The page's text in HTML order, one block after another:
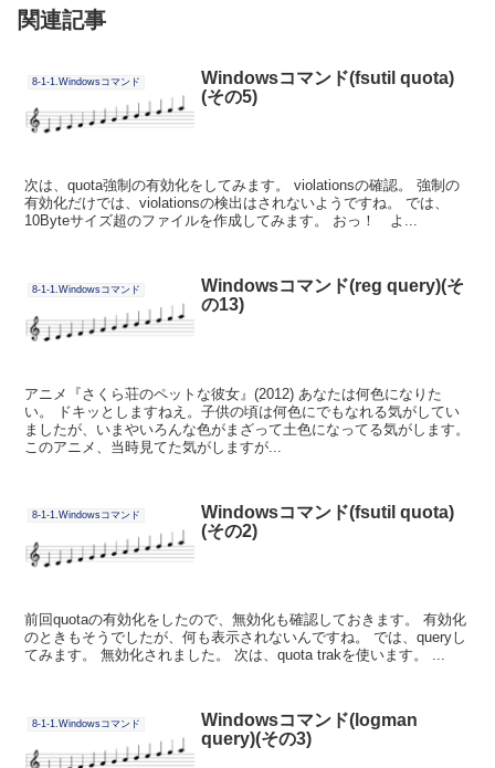
関連記事
8-1-1.Windowsコマンド
Windowsコマンド(fsutil quota)
(その5)
次は、quota強制の有効化をしてみます。 violationsの確認。 強制の
有効化だけでは、violationsの検出はされないようですね。 では、
10Byteサイズ超のファイルを作成してみます。 おっ！ よ...
8-1-1.Windowsコマンド
Windowsコマンド(reg query)(そ
の13)
アニメ『さくら荘のペットな彼女』(2012) あなたは何色になりた
い。 ドキッとしますねえ。子供の頃は何色にでもなれる気がしてい
ましたが、いまやいろんな色がまざって土色になってる気がします。
このアニメ、当時見てた気がしますが...
8-1-1.Windowsコマンド
Windowsコマンド(fsutil quota)
(その2)
前回quotaの有効化をしたので、無効化も確認しておきます。 有効化
のときもそうでしたが、何も表示されないんですね。 では、queryし
てみます。 無効化されました。 次は、quota trakを使います。 ...
8-1-1.Windowsコマンド
Windowsコマンド(logman
query)(その3)